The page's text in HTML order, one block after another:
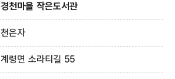
경천마을 작은도서관
천은자
계령면 소라티길 55